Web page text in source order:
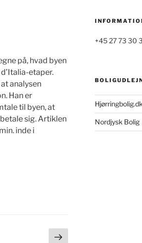
på, hvad byen
etaper.
analysen
Han er
til byen, at
sig. Artiklen
inde i
Næste
+45 27 73 30
Hjørringbolig.dk
Nordjysk Bolig